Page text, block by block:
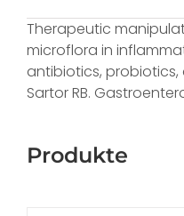
Therapeutic
microflora in
antibiotics,
Sartor RB.
Produkte